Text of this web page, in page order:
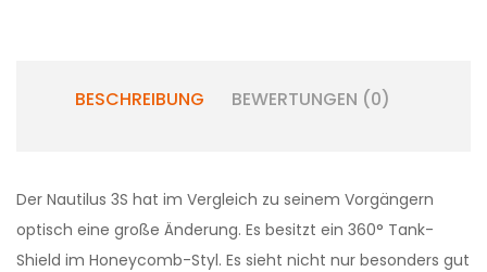
BESCHREIBUNG BEWERTUNGEN (0)
Der Nautilus 3S hat im Vergleich zu seinem Vorgängern
optisch eine große Änderung. Es besitzt ein 360° Tank-
Shield im Honeycomb-Styl. Es sieht nicht nur besonders gut